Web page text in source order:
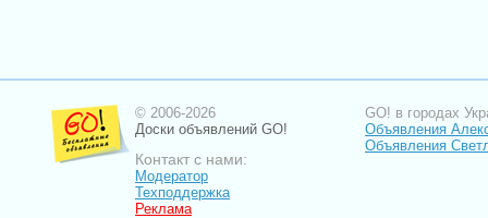
© 2006-2026
Доски объявлений GO!
Контакт с нами:
Модератор
Техподдержка
Реклама
GO! в городах
Объявления
Объявления